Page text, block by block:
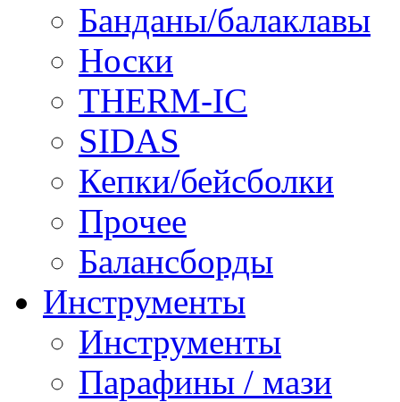
Банданы/балаклавы
Носки
THERM-IC
SIDAS
Кепки/бейсболки
Прочее
Балансборды
Инструменты
Инструменты
Парафины / мази